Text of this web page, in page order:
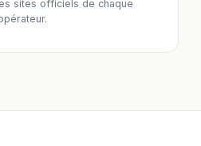
sites officiels de chaque